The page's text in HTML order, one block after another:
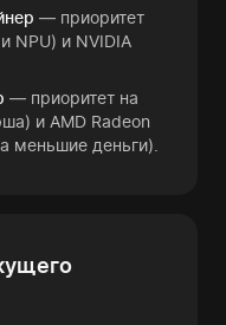
— приоритет
NPU) и NVIDIA
— приоритет на
и AMD Radeon
меньшие деньги).